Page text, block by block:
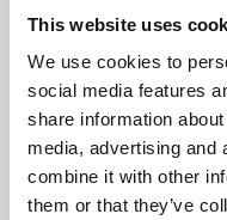
This website uses
We use cookies to
social media features
share information
media, advertising and
combine it with other
them or that they’ve